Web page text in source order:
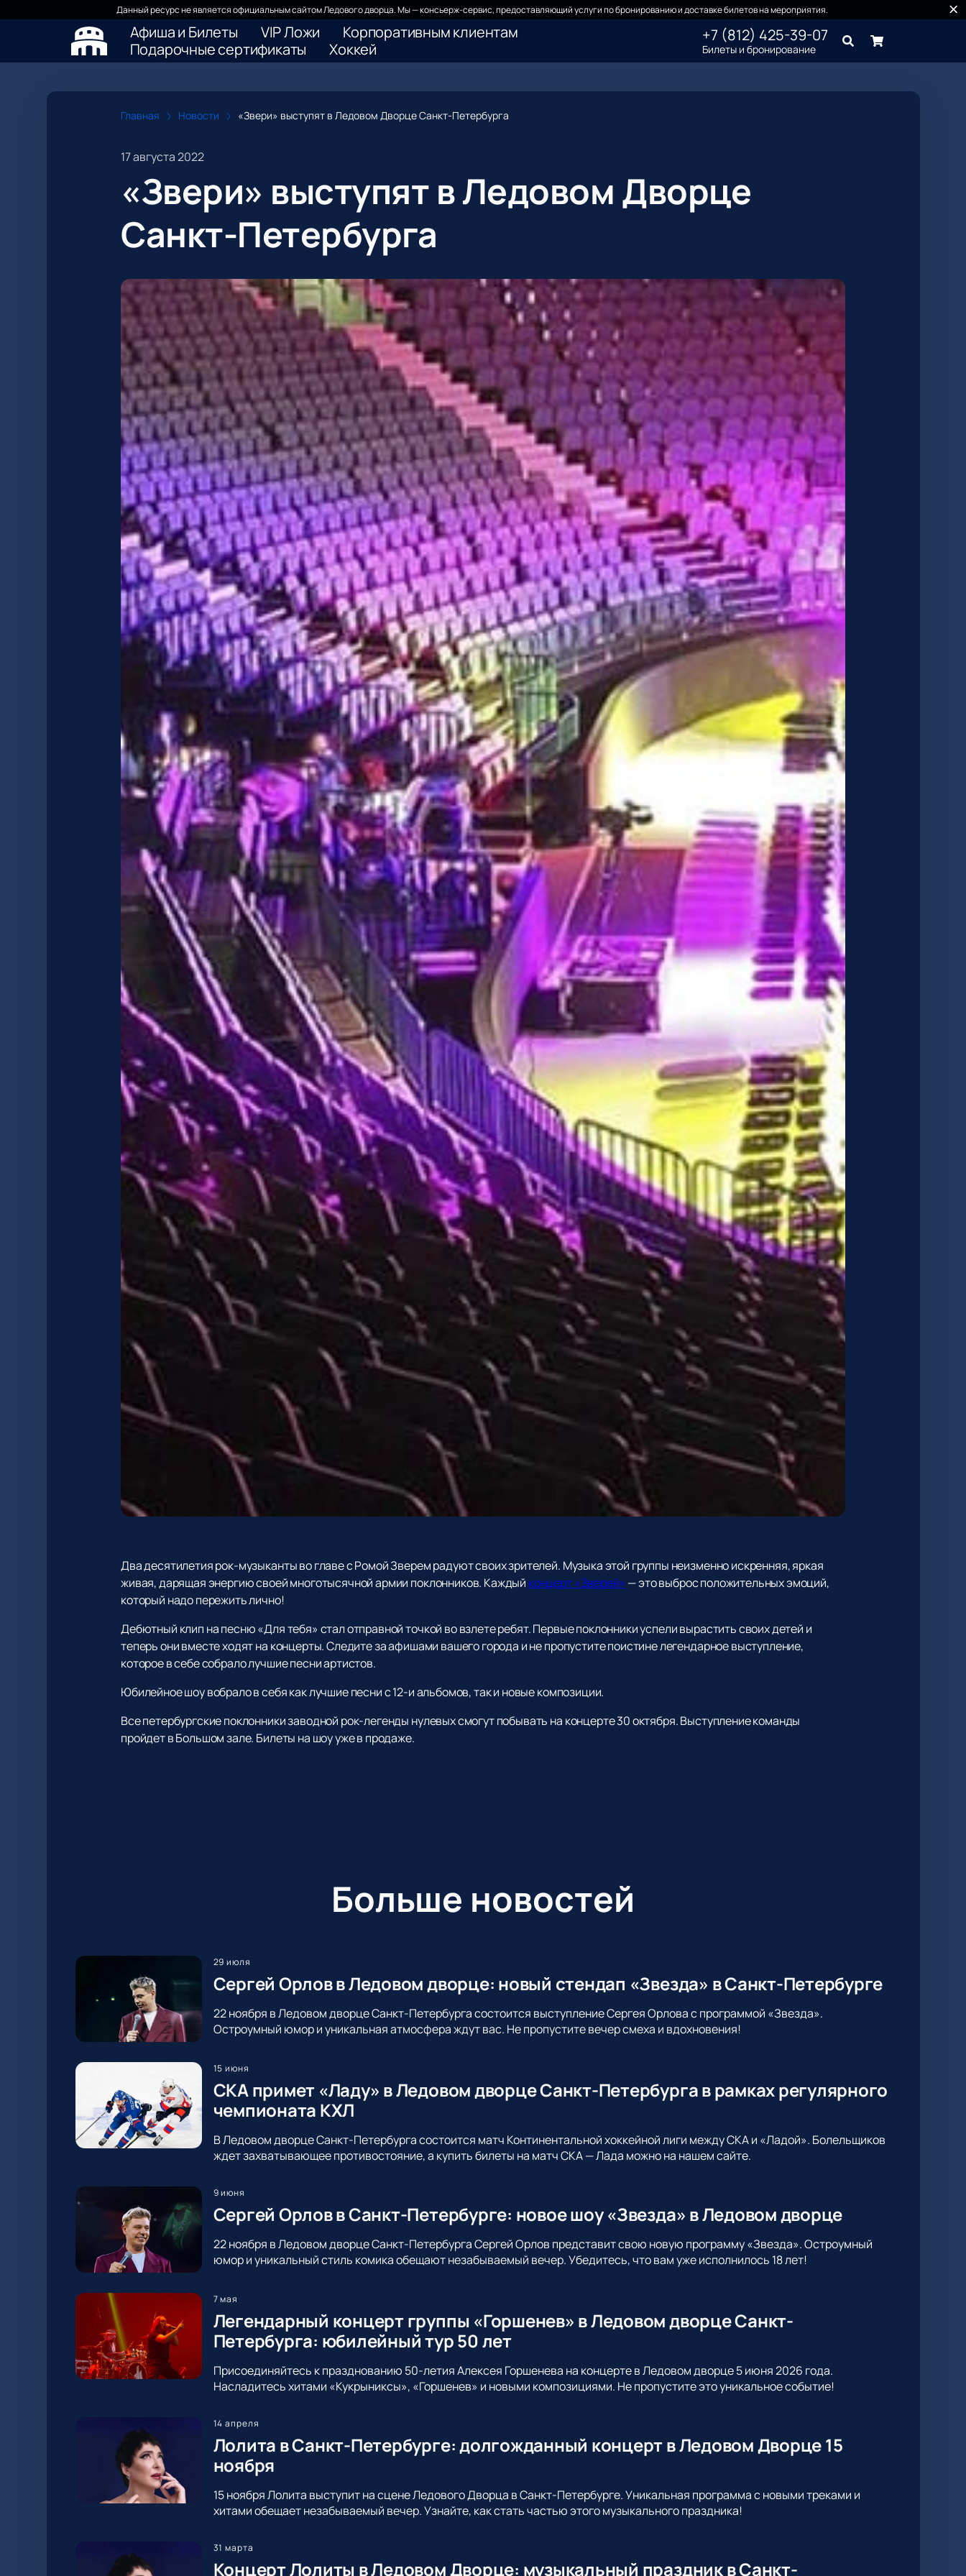
Данный ресурс не является официальным сайтом Ледового дворца. Мы — консьерж-сервис, предоставляющий услуги по бронированию и доставке билетов на мероприятия.
Афиша и Билеты VIP Ложи
Корпоративным клиентам
Подарочные сертификаты
Хоккей
+7 (812) 425-39-07
Билеты и бронирование
Главная Новости «Звери» выступят в Ледовом Дворце Санкт-Петербурга
17 августа 2022
«Звери» выступят в Ледовом Дворце
Санкт-Петербурга
Два десятилетия рок-музыканты во главе с Ромой Зверем радуют своих зрителей. Музыка этой группы неизменно искренняя, яркая
живая, дарящая энергию своей многотысячной армии поклонников. Каждый концерт «Зверей» — это выброс положительных эмоций,
который надо пережить лично!
Дебютный клип на песню «Для тебя» стал отправной точкой во взлете ребят. Первые поклонники успели вырастить своих детей и
теперь они вместе ходят на концерты. Следите за афишами вашего города и не пропустите поистине легендарное выступление,
которое в себе собрало лучшие песни артистов.
Юбилейное шоу вобрало в себя как лучшие песни с 12-и альбомов, так и новые композиции.
Все петербургские поклонники заводной рок-легенды нулевых смогут побывать на концерте 30 октября. Выступление команды
пройдет в Большом зале. Билеты на шоу уже в продаже.
Больше новостей
29 июля
Сергей Орлов в Ледовом дворце: новый стендап «Звезда» в Санкт-Петербурге
22 ноября в Ледовом дворце Санкт-Петербурга состоится выступление Сергея Орлова с программой «Звезда».
Остроумный юмор и уникальная атмосфера ждут вас. Не пропустите вечер смеха и вдохновения!
15 июня
СКА примет «Ладу» в Ледовом дворце Санкт-Петербурга в рамках регулярного
чемпионата КХЛ
В Ледовом дворце Санкт-Петербурга состоится матч Континентальной хоккейной лиги между СКА и «Ладой». Болельщиков
ждет захватывающее противостояние, а купить билеты на матч СКА — Лада можно на нашем сайте.
9 июня
Сергей Орлов в Санкт-Петербурге: новое шоу «Звезда» в Ледовом дворце
22 ноября в Ледовом дворце Санкт-Петербурга Сергей Орлов представит свою новую программу «Звезда». Остроумный
юмор и уникальный стиль комика обещают незабываемый вечер. Убедитесь, что вам уже исполнилось 18 лет!
7 мая
Легендарный концерт группы «Горшенев» в Ледовом дворце Санкт-
Петербурга: юбилейный тур 50 лет
Присоединяйтесь к празднованию 50-летия Алексея Горшенева на концерте в Ледовом дворце 5 июня 2026 года.
Насладитесь хитами «Кукрыниксы», «Горшенев» и новыми композициями. Не пропустите это уникальное событие!
14 апреля
Лолита в Санкт-Петербурге: долгожданный концерт в Ледовом Дворце 15
ноября
15 ноября Лолита выступит на сцене Ледового Дворца в Санкт-Петербурге. Уникальная программа с новыми треками и
хитами обещает незабываемый вечер. Узнайте, как стать частью этого музыкального праздника!
31 марта
Концерт Лолиты в Ледовом Дворце: музыкальный праздник в Санкт-